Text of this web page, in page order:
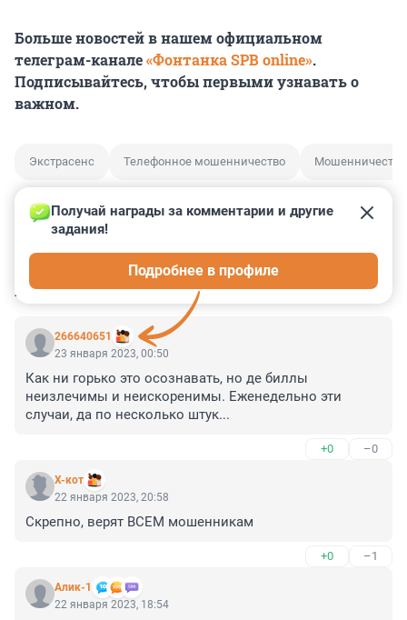
Больше новостей в нашем официальном
телеграм-канале«Фонтанка SPB online».
Подписывайтесь, чтобы первыми узнавать о
важном.
Экстрасенс Телефонное мошенничество Мошенничество
КОММЕНТАРИИ 18
266640651
Получай награды за комментарии и другие
задания!
Подробнее в профиле
23 января 2023, 00:50
Как ни горько это осознавать, но де биллы
неизлечимы и неискоренимы. Еженедельно эти
случаи, да по несколько штук...
+0 –0
X-кот
22 января 2023, 20:58
Скрепно, верят ВСЕМ мошенникам
+0 –1
Алик-1
22 января 2023, 18:54